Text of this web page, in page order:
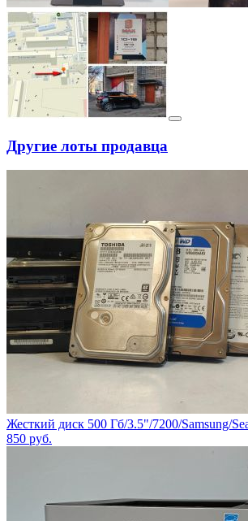
Другие лоты продавца
Жесткий диск 500 Гб/3.5"/7200/Samsung/
850 руб.